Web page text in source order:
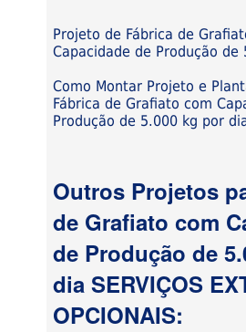
Projeto de Fábrica de
Capacidade de Produção de
Como Montar Projeto e
Fábrica de Grafiato com
Produção de 5.000 kg por
Outros Projetos
de Grafiato com
de Produção de
dia SERVIÇOS
OPCIONAIS: